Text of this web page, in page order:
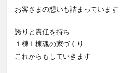
お客さまの想いも詰まっています
誇りと責任を持ち
１棟１棟魂の家づくり
これからもしていきます